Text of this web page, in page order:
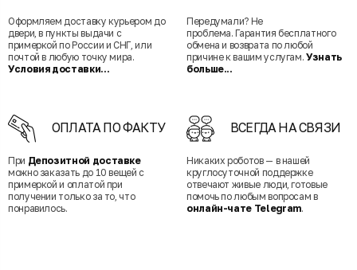
Оформляем доставку курьером до
двери, в пункты выдачи с
примеркой по России и СНГ, или
почтой в любую точку мира.
Условия доставки...
Передумали? Не
проблема. Гарантия бесплатного
обмена и возврата по любой
причине к вашим услугам. Узнать
больше...
ОПЛАТА ПО ФАКТУ
При Депозитной доставке
можно заказать до 10 вещей с
примеркой и оплатой при
получении только за то, что
понравилось.
ВСЕГДА НА СВЯЗИ
Никаких роботов — в нашей
круглосуточной поддержке
отвечают живые люди, готовые
помочь по любым вопросам в
онлайн-чате Telegram.